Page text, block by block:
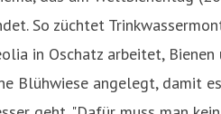
So züchtet
in Oschatz arbeitet,
Blühwiese angelegt, damit